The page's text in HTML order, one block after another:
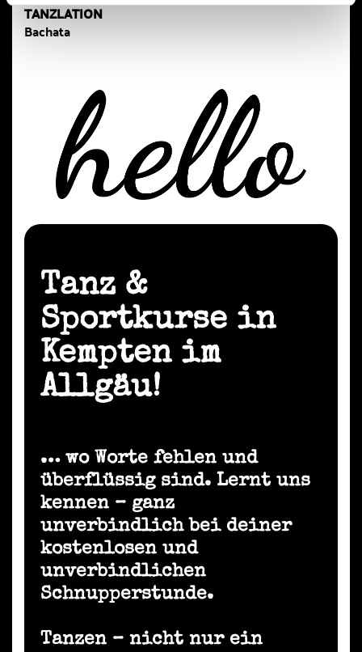
TANZLATION
Bachata
Tanz &
Sportkurse in
Kempten im
Allgäu!
… wo Worte fehlen und
überflüssig sind. Lernt uns
kennen – ganz
unverbindlich bei deiner
kostenlosen und
unverbindlichen
Schnupperstunde.
Tanzen – nicht nur ein